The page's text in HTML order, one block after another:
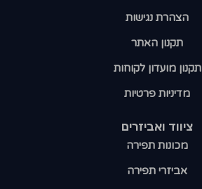
ציווד ואביזרים
מכונות תפירה
אביזרי תפירה
הצהרת נגישות
תקנון האתר
תקנון מועדון לקוחות
מדיניות פרטיות